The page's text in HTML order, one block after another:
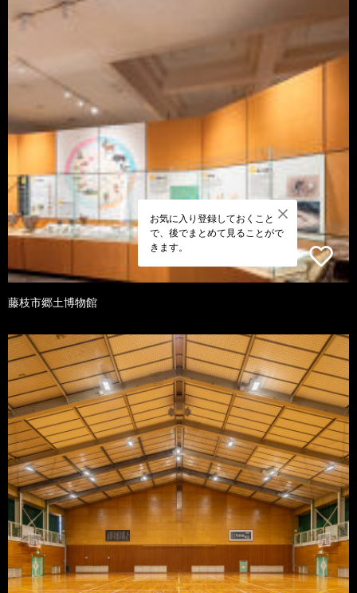
お気に入り登録しておくこと
で、後でまとめて見ることがで
きます。
藤枝市郷土博物館